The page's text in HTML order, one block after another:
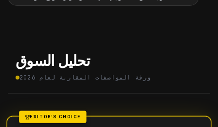
تحليل السوق
ورقة المواصفات المقارنة لعام 2026
EDITOR'S CHOICE